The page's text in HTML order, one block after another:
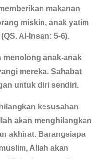
makanan
miskin, anak yatim
Al-Insan: 5-6).
menolong anak-anak
mereka. Sahabat
untuk diri sendiri.
kesusahan
akan menghilangkan
akhirat. Barangsiapa
Allah akan